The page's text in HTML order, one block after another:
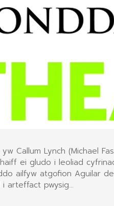
Callum Lynch (Michael
ei gludo i leoliad
ailfyw atgofion Aguilar
arteffact pwysig...